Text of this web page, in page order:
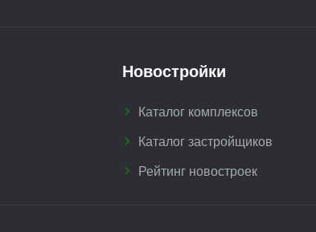
Новостройки
Каталог комплексов
Каталог застройщиков
Рейтинг новостроек